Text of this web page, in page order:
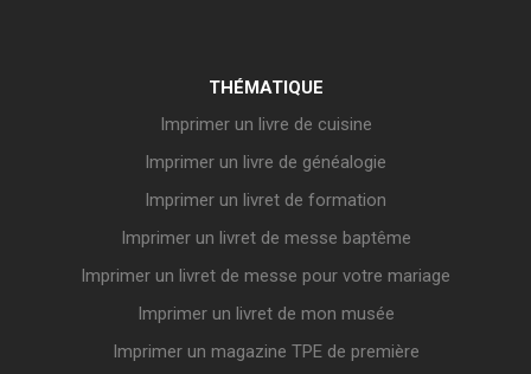
THÉMATIQUE
Imprimer un livre de cuisine
Imprimer un livre de généalogie
Imprimer un livret de formation
Imprimer un livret de messe baptême
Imprimer un livret de messe pour votre mariage
Imprimer un livret de mon musée
Imprimer un magazine TPE de première